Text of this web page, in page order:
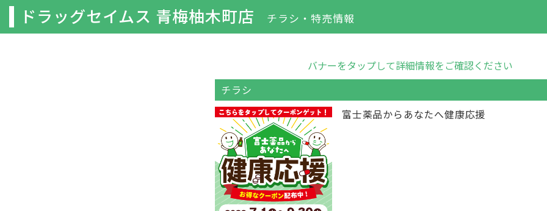
ドラッグセイムス 青梅柚木町店 チラシ・特売情報
バナーをタップして詳細情報をご確認ください
チラシ
富士薬品からあなたへ健康応援